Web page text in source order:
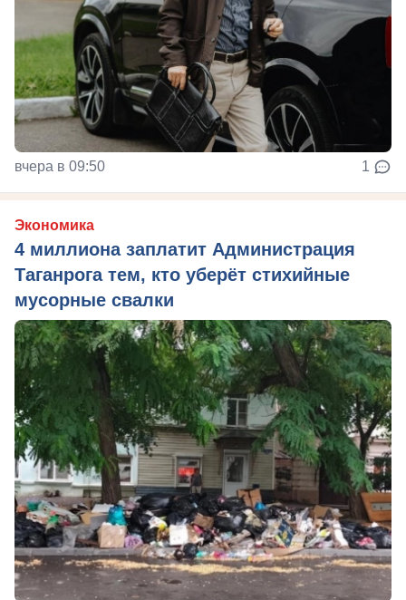
вчера в 09:50 1
Экономика
4 миллиона заплатит Администрация
Таганрога тем, кто уберёт стихийные
мусорные свалки